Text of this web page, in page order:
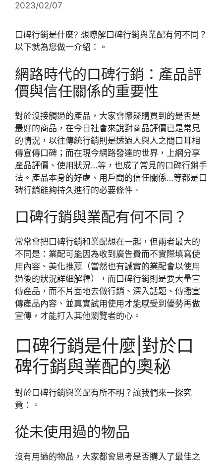
2023/02/07
口碑行銷是什麼? 想瞭解口碑行銷與業配有何不同？
以下就為您做一介紹：。
網路時代的口碑行銷：產品評
價與信任關係的重要性
對於沒接觸過的產品，大家會懷疑購買到的是否是
最好的商品，在今日社會來說對商品評價已是常見
的情況，以往傳統行銷則是透過人與人之間口耳相
傳宣傳口碑；而在現今網路發達的世界，上網分享
產品評價、使用狀況…等，也成了常見的口碑行銷手
法。產品本身的好處、用戶間的信任關係…等都是口
碑行銷能夠持久進行的必要條件。
口碑行銷與業配有何不同？
常常會把口碑行銷和業配想在一起，但兩者最大的
不同是：業配可能因為收到廣告費而不實際填寫使
用內容、美化推薦（當然也有誠實的業配會以使用
過後的狀況詳細解釋），而口碑行銷則是要大量宣
傳產品，而不片面地去做行銷、深入話題、傳播宣
傳產品內容、並真實試用使用才能感受到優勢再做
宣傳，才能打入其他瀏覽者的心。
口碑行銷是什麼|對於口
碑行銷與業配的奧秘
對於口碑行銷與業配有所不明？讓我們來一探究
竟：。
從未使用過的物品
沒有用過的物品，大家都會思考是否購入了最佳之